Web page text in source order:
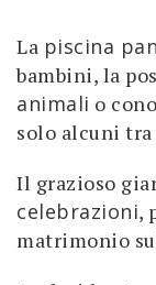
La piscina
bambini, la
animali o
solo alcuni
Il grazioso
celebrazioni,
matrimonio